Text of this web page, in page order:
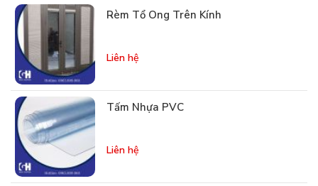
Rèm Tổ Ong Trên Kính
Liên hệ
Tấm Nhựa PVC
Liên hệ